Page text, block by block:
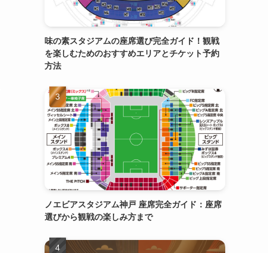
味の素スタジアムの座席選び完全ガイド！観戦
を楽しむためのおすすめエリアとチケット予約
方法
ノエビアスタジアム神戸 座席完全ガイド：座席
選びから観戦の楽しみ方まで